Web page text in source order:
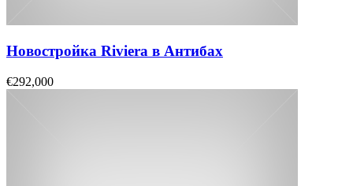
Новостройка Riviera в Антибах
€292,000